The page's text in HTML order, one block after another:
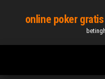
content
online poker